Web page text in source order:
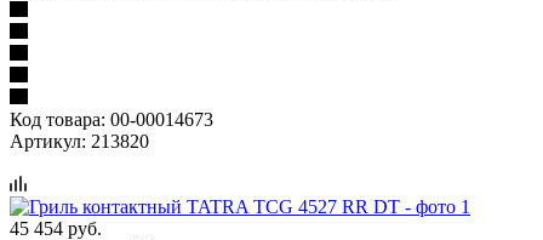
Код товара: 00-00014673
Артикул: 213820
45 454 руб.